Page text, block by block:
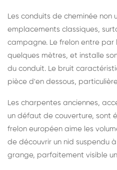
Les conduits de cheminée non
emplacements classiques,
campagne. Le frelon entre
quelques mètres, et installe
du conduit. Le bruit
pièce d'en dessous,
Les charpentes anciennes,
un défaut de couverture, sont
frelon européen aime les
de découvrir un nid suspendu
grange, parfaitement visible